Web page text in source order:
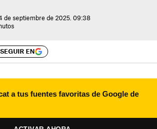
de septiembre de 2025. 09:38
SEGUIR EN
a tus fuentes favoritas de Google de